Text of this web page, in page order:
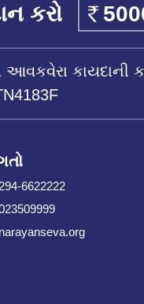
કરો
આવકવેરા
6622222